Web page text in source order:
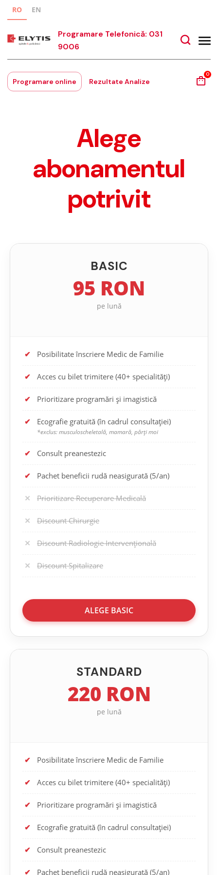
RO EN
Programare Telefonică: 031
9006
Programare online Rezultate Analize
0
Alege
abonamentul
potrivit
BASIC
95 RON
pe lună
✔ Posibilitate înscriere Medic de Familie
✔ Acces cu bilet trimitere (40+ specialități)
✔ Prioritizare programări și imagistică
✔ Ecografie gratuită (în cadrul consultației)
*exclus: musculoscheletală, mamară, părți moi
✔ Consult preanestezic
✔ Pachet beneficii rudă neasigurată (5/an)
✕ Prioritizare Recuperare Medicală
✕ Discount Chirurgie
✕ Discount Radiologie Intervențională
✕ Discount Spitalizare
ALEGE BASIC
STANDARD
220 RON
pe lună
✔ Posibilitate înscriere Medic de Familie
✔ Acces cu bilet trimitere (40+ specialități)
✔ Prioritizare programări și imagistică
✔ Ecografie gratuită (în cadrul consultației)
✔ Consult preanestezic
✔ Pachet beneficii rudă neasigurată (5/an)